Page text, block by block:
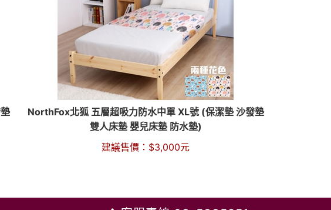
NorthFox北狐 五層超吸力防水中單 XL號 (保潔墊 沙發墊
雙人床墊 嬰兒床墊 防水墊)
建議售價： $3,000元